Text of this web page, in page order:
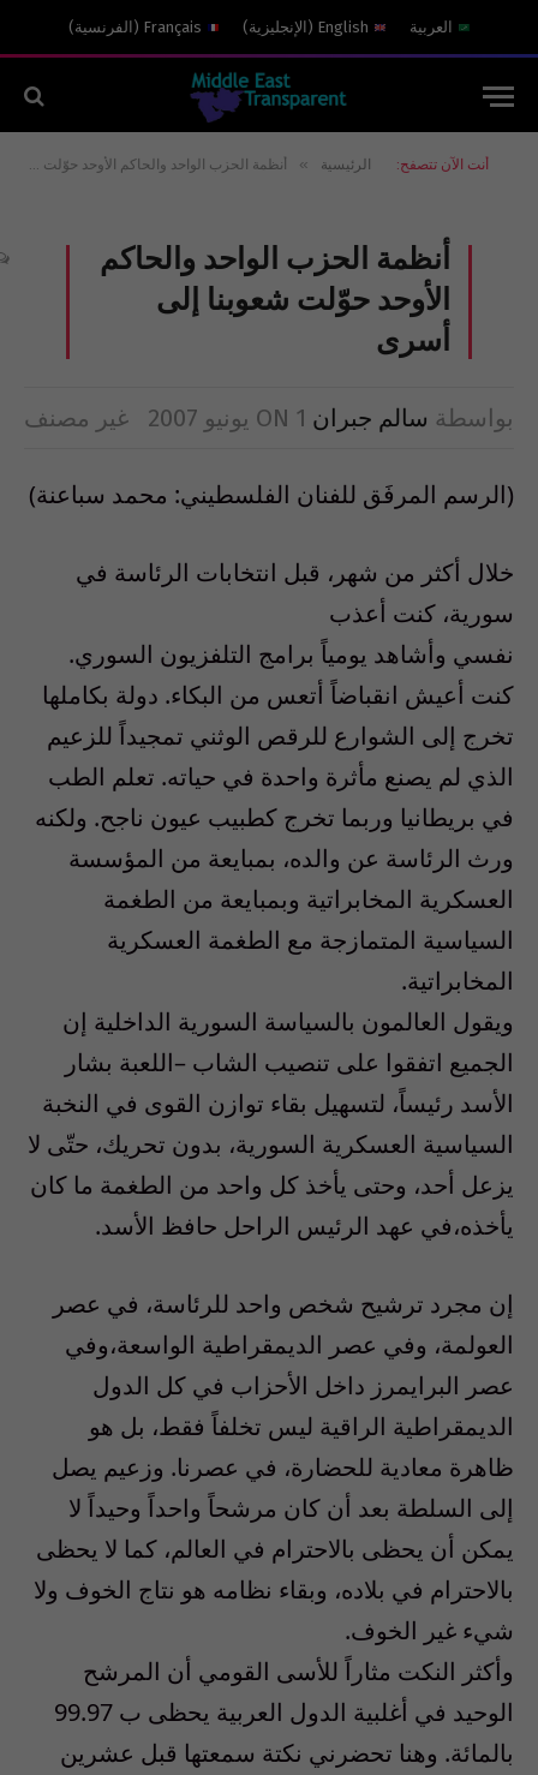
العربية English
( الإنجليزية)
Français
( الفرنسية)
أنت الآن تتصفح: الرئيسية » أنظمة الحزب الواحد والحاكم الأوحد حوّلت شعوبنا إلى أسرى
أنظمة الحزب الواحد والحاكم
الأوحد حوّلت شعوبنا إلى
أسرى
بواسطة سالم جبران ON 1 يونيو 2007 غير مصنف
(الرسم المرفَق للفنان الفلسطيني: محمد سباعنة)
خلال أكثر من شهر، قبل انتخابات الرئاسة في
سورية، كنت أعذب
نفسي وأشاهد يومياً برامج التلفزيون السوري.
كنت أعيش انقباضاً أتعس من البكاء. دولة بكاملها
تخرج إلى الشوارع للرقص الوثني تمجيداً للزعيم
الذي لم يصنع مأثرة واحدة في حياته. تعلم الطب
في بريطانيا وربما تخرج كطبيب عيون ناجح. ولكنه
ورث الرئاسة عن والده، بمبايعة من المؤسسة
العسكرية المخابراتية وبمبايعة من الطغمة
السياسية المتمازجة مع الطغمة العسكرية
المخابراتية.
ويقول العالمون بالسياسة السورية الداخلية إن
الجميع اتفقوا على تنصيب الشاب –اللعبة بشار
الأسد رئيساً، لتسهيل بقاء توازن القوى في النخبة
السياسية العسكرية السورية، بدون تحريك، حتّى لا
يزعل أحد، وحتى يأخذ كل واحد من الطغمة ما كان
يأخذه،في عهد الرئيس الراحل حافظ الأسد.
إن مجرد ترشيح شخص واحد للرئاسة، في عصر
العولمة، وفي عصر الديمقراطية الواسعة،وفي
عصر البرايمرز داخل الأحزاب في كل الدول
الديمقراطية الراقية ليس تخلفاً فقط، بل هو
ظاهرة معادية للحضارة، في عصرنا. وزعيم يصل
إلى السلطة بعد أن كان مرشحاً واحداً وحيداً لا
يمكن أن يحظى بالاحترام في العالم، كما لا يحظى
بالاحترام في بلاده، وبقاء نظامه هو نتاج الخوف ولا
شيء غير الخوف.
وأكثر النكت مثاراً للأسى القومي أن المرشح
الوحيد في أغلبية الدول العربية يحظى ب 99.97
بالمائة. وهنا تحضرني نكتة سمعتها قبل عشرين